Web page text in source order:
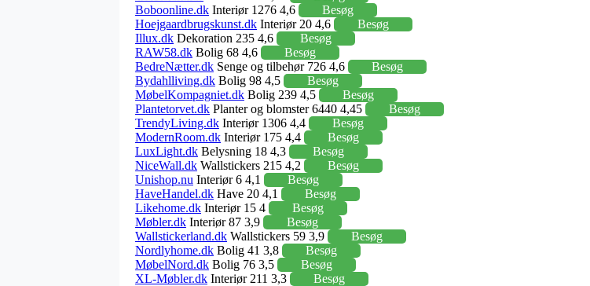
Boboonline.dk Interiør 1276 4,6
Besøg
Hoejgaardbrugskunst.dk Interiør 20 4,6
Besøg
Illux.dk Dekoration 235 4,6
Besøg
RAW58.dk Bolig 68 4,6
Besøg
BedreNætter.dk Senge og tilbehør 726 4,6
Besøg
Bydahlliving.dk Bolig 98 4,5
Besøg
MøbelKompagniet.dk Bolig 239 4,5
Besøg
Plantetorvet.dk Planter og blomster 6440 4,45
Besøg
TrendyLiving.dk Interiør 1306 4,4
Besøg
ModernRoom.dk Interiør 175 4,4
Besøg
LuxLight.dk Belysning 18 4,3
Besøg
NiceWall.dk Wallstickers 215 4,2
Besøg
Unishop.nu Interiør 6 4,1
Besøg
HaveHandel.dk Have 20 4,1
Besøg
Likehome.dk Interiør 15 4
Besøg
Møbler.dk Interiør 87 3,9
Besøg
Wallstickerland.dk Wallstickers 59 3,9
Besøg
Nordlyhome.dk Bolig 41 3,8
Besøg
MøbelNord.dk Bolig 76 3,5
Besøg
XL-Møbler.dk Interiør 211 3,3
Besøg